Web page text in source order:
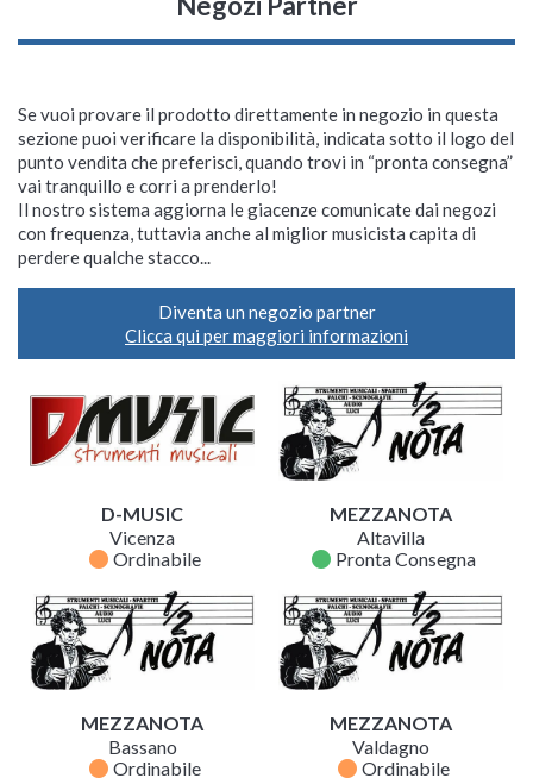
Se vuoi provare il prodotto direttamente in negozio in questa
sezione puoi verificare la disponibilità, indicata sotto il logo del
punto vendita che preferisci, quando trovi in “pronta consegna”
vai tranquillo e corri a prenderlo!
Il nostro sistema aggiorna le giacenze comunicate dai negozi
con frequenza, tuttavia anche al miglior musicista capita di
perdere qualche stacco...
Diventa un negozio partner
Clicca qui per maggiori informazioni
D-MUSIC
Vicenza
fiber_manual_record Ordinabile
MEZZANOTA
Altavilla
fiber_manual_record Pronta Consegna
MEZZANOTA
Bassano
fiber_manual_record Ordinabile
MEZZANOTA
Valdagno
fiber_manual_record Ordinabile